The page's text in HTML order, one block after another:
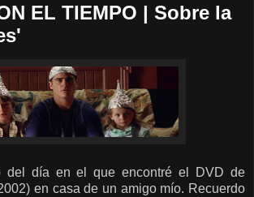
EL TIEMPO | Sobre la
del día en el que encontré el DVD de
en casa de un amigo mío. Recuerdo